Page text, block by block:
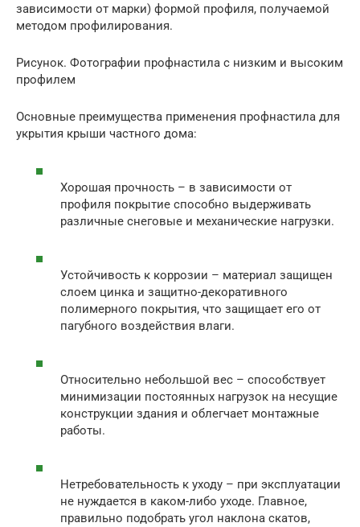
зависимости от марки) формой профиля, получаемой
методом профилирования.
Рисунок. Фотографии профнастила с низким и высоким
профилем
Основные преимущества применения профнастила для
укрытия крыши частного дома:
Хорошая прочность – в зависимости от
профиля покрытие способно выдерживать
различные снеговые и механические нагрузки.
Устойчивость к коррозии – материал защищен
слоем цинка и защитно-декоративного
полимерного покрытия, что защищает его от
пагубного воздействия влаги.
Относительно небольшой вес – способствует
минимизации постоянных нагрузок на несущие
конструкции здания и облегчает монтажные
работы.
Нетребовательность к уходу – при эксплуатации
не нуждается в каком-либо уходе. Главное,
правильно подобрать угол наклона скатов,